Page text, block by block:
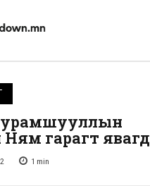
урамшууллын
гарагт
1 min